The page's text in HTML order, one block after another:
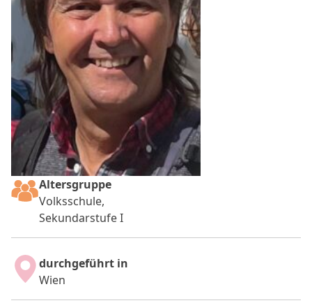
Altersgruppe
Volksschule,
Sekundarstufe I
durchgeführt in
Wien